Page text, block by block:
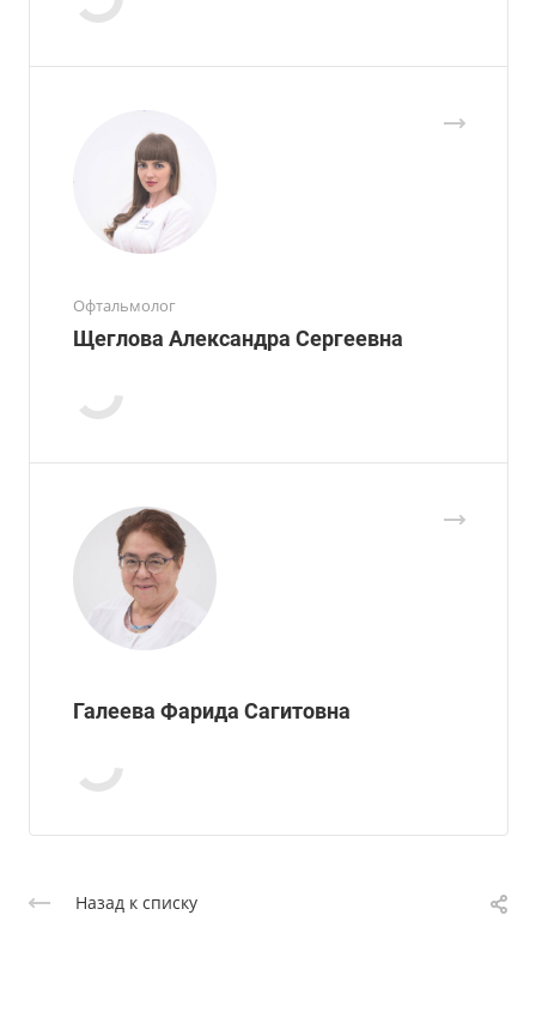
Офтальмолог
Щеглова Александра Сергеевна
Галеева Фарида Сагитовна
Назад к списку